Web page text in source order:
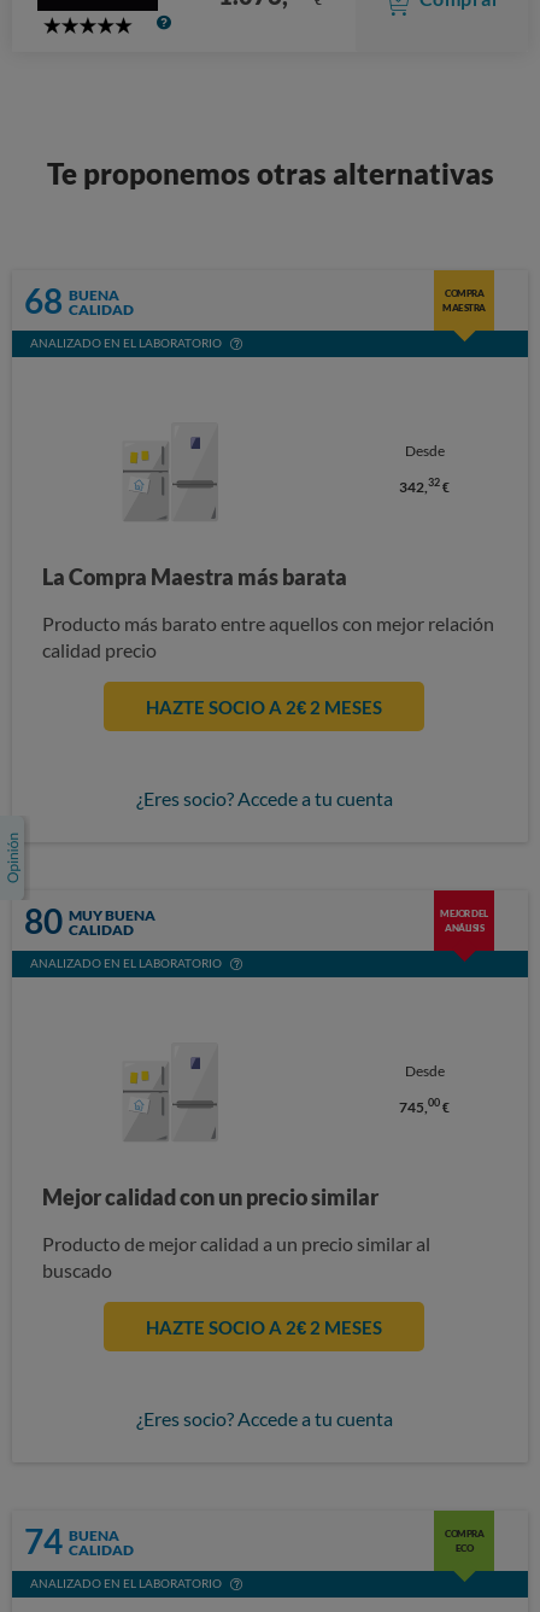
5
Te proponemos otras alternativas
68 BUENA
CALIDAD
COMPRA
MAESTRA
ANALIZADO EN EL LABORATORIO
Desde
342,32 €
La Compra Maestra más barata
Producto más barato entre aquellos con mejor relación
calidad precio
HAZTE SOCIO A 2€ 2 MESES
¿Eres socio? Accede a tu cuenta
80 MUY BUENA
CALIDAD
MEJOR DEL
ANÁLISIS
ANALIZADO EN EL LABORATORIO
Desde
745,00 €
Mejor calidad con un precio similar
Producto de mejor calidad a un precio similar al
buscado
HAZTE SOCIO A 2€ 2 MESES
¿Eres socio? Accede a tu cuenta
74 BUENA
CALIDAD
COMPRA
ECO
ANALIZADO EN EL LABORATORIO